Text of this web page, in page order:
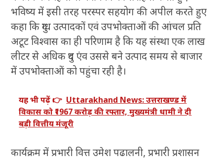
भविष्य में इसी तरह परस्पर सहयोग की अपील करते हुए
कहा कि दुग्ध उत्पादकों एवं उपभोक्ताओं की आंचल प्रति
अटूट विश्वास का ही परिणाम है कि यह संस्था एक लाख
लीटर से अधिक दुध एंव उससे बने उत्पाद समय से बाजार
में उपभोक्ताओं को पहुंचा रही है।
यह भी पढ़ें 👉 Uttarakhand News: उत्तराखण्ड में
विकास को ₹1967 करोड़ की रफ्तार, मुख्यमंत्री धामी ने दी
बड़ी वित्तीय मंजूरी
कार्यक्रम में प्रभारी वित्त उमेश पढालनी, प्रभारी प्रशासन